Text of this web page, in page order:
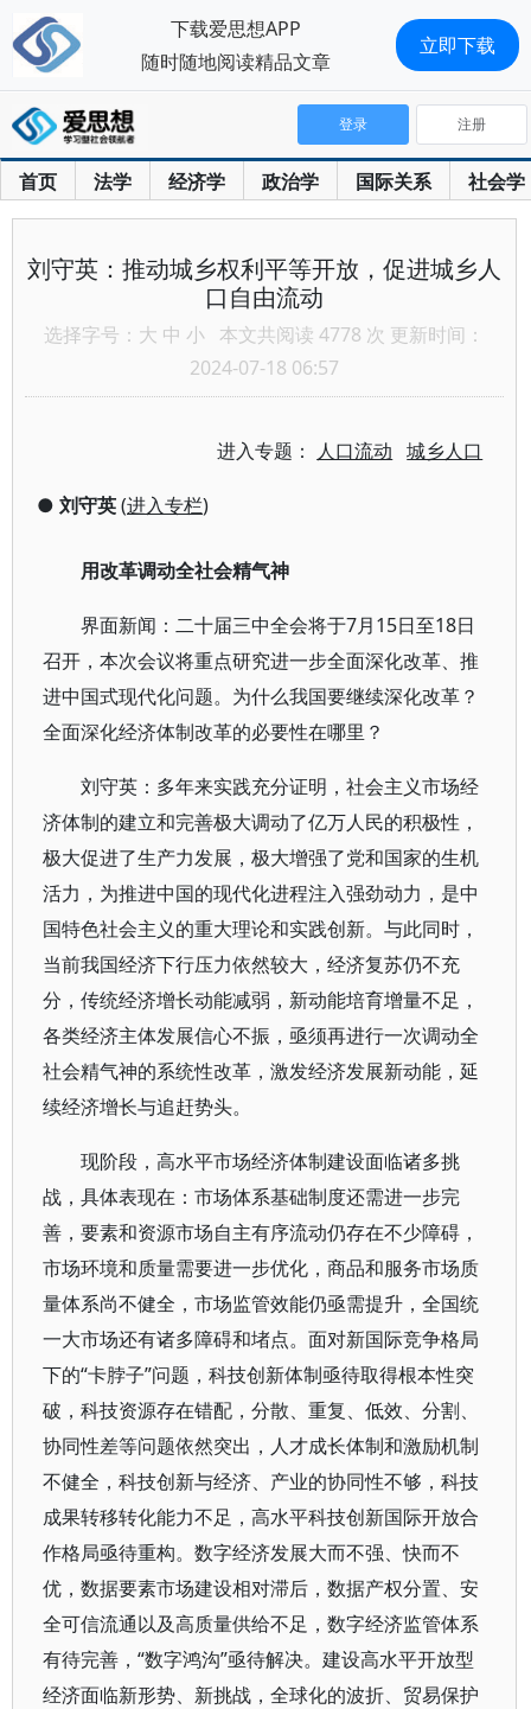
首页 法学 经济学 政治学 国际关系 社会学
登录 注册
刘守英：推动城乡权利平等开放，促进城乡人
口自由流动
选择字号： 大 中 小 本文共阅读 4778 次 更新时间：
2024-07-18 06:57
进入专题： 人口流动 城乡人口
● 刘守英(进入专栏)
用改革调动全社会精气神
界面新闻：二十届三中全会将于7月15日至18日
召开，本次会议将重点研究进一步全面深化改革、推
进中国式现代化问题。为什么我国要继续深化改革？
全面深化经济体制改革的必要性在哪里？
刘守英：多年来实践充分证明，社会主义市场经
济体制的建立和完善极大调动了亿万人民的积极性，
极大促进了生产力发展，极大增强了党和国家的生机
活力，为推进中国的现代化进程注入强劲动力，是中
国特色社会主义的重大理论和实践创新。与此同时，
当前我国经济下行压力依然较大，经济复苏仍不充
分，传统经济增长动能减弱，新动能培育增量不足，
各类经济主体发展信心不振，亟须再进行一次调动全
社会精气神的系统性改革，激发经济发展新动能，延
续经济增长与追赶势头。
现阶段，高水平市场经济体制建设面临诸多挑
战，具体表现在：市场体系基础制度还需进一步完
善，要素和资源市场自主有序流动仍存在不少障碍，
市场环境和质量需要进一步优化，商品和服务市场质
量体系尚不健全，市场监管效能仍亟需提升，全国统
一大市场还有诸多障碍和堵点。面对新国际竞争格局
下的“卡脖子”问题，科技创新体制亟待取得根本性突
破，科技资源存在错配，分散、重复、低效、分割、
协同性差等问题依然突出，人才成长体制和激励机制
不健全，科技创新与经济、产业的协同性不够，科技
成果转移转化能力不足，高水平科技创新国际开放合
作格局亟待重构。数字经济发展大而不强、快而不
优，数据要素市场建设相对滞后，数据产权分置、安
全可信流通以及高质量供给不足，数字经济监管体系
有待完善，“数字鸿沟”亟待解决。建设高水平开放型
经济面临新形势、新挑战，全球化的波折、贸易保护
下载爱思想APP
随时随地阅读精品文章
立即下载